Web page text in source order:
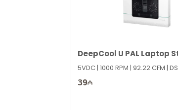
DeepCool U PAL Laptop
5VDC | 1000 RPM | 92.22 CFM |
39